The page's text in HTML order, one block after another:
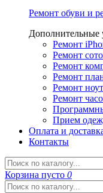
Ремонт обуви и
Дополнительные
Ремонт
Ремонт
Ремонт
Ремонт
Ремонт
Ремонт
Прием
Оплата и
Контакты
Корзина пусто 0